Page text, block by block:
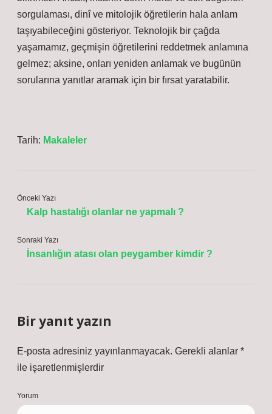
sorgulaması, dinî ve mitolojik öğretilerin hala anlam
taşıyabileceğini gösteriyor. Teknolojik bir çağda
yaşamamız, geçmişin öğretilerini reddetmek anlamına
gelmez; aksine, onları yeniden anlamak ve bugünün
sorularına yanıtlar aramak için bir fırsat yaratabilir.
Tarih: Makaleler
Önceki Yazı
Kalp hastalığı olanlar ne yapmalı ?
Sonraki Yazı
İnsanlığın atası olan peygamber kimdir ?
Bir yanıt yazın
E-posta adresiniz yayınlanmayacak. Gerekli alanlar *
ile işaretlenmişlerdir
Yorum